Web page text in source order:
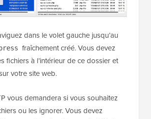
dans le volet gauche jusqu’au
fraîchement créé. Vous devez
fichiers à l’intérieur de ce dossier et
votre site web.
vous demandera si vous souhaitez
ou les ignorer. Vous devez